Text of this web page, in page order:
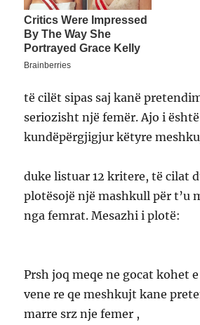
të cilët sipas saj kanë
seriozisht një femër. Ajo i është
kundëpërgjigjur këtyre
duke listuar 12 kritere, të cilat
plotësojë një mashkull për t’u
nga femrat. Mesazhi i plotë:
Prsh joq meqe ne gocat kohet
vene re qe meshkujt kane
marre srz nje femer ,